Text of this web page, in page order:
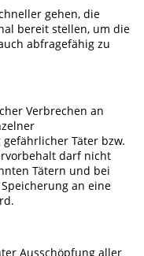
gehen, die
bereit stellen, um die
abfragefähig zu
Verbrechen an
Täter bzw.
darf nicht
Tätern und bei
an eine
Ausschöpfung aller